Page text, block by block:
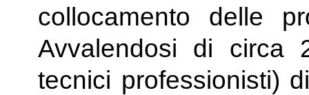
collocamento delle
Avvalendosi di circa
tecnici professionisti)